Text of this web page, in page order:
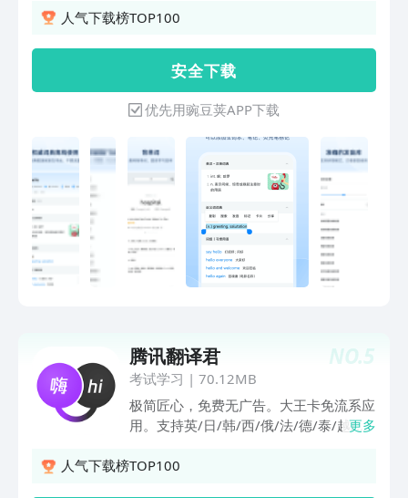
稿3次，官方全程跟踪订单。 2、母语润
流语言的润色校对。 • 1对1专业校对 全
球173个国家母语校对家坐镇，逐字词精
细润色，无需双语对照，让文章内容像母
语般地道流畅。 3、Arcade 练外语的游
直接提现）！ 快来挑战各类语言测验：
翻译、审校、听写，阅读。 4、发现精
彩 众多福利活动等你来~ 奖励不断，诚
意满满！ ◆ 熟练掌握一门外语？快加入
我们成为“翻译家”和“校对家”！只要通过
语言翻译测试，就能随时随地做翻译，设
置母语后还能随时随地参与母语校对，轻
松赚到钱！ ◆ 赚到的金币有什么用？
日） - 手机话费（联通/移动/电信） - 各
大平台视频会员 - 各类商品/零食/优惠福
利/官方周边 若您在使用中遇到问题，下
述方式联系我们。我们致力于为您提供快
速、详尽的协助与解答：
持网页版与App版 若您需要更专业的语
语、日语、法语、德语等多语种翻译。
一键获取，操作便捷。 不仅能够查词、
翻译、笔记、背单词，更引入了主题写
作、批改纠错等AI功能，全方面改变你的
英语学习。【产品简介】 海量词汇：内
置常用英汉词条30万个，专业词条40万
个，海量例句库178万条。 拍照翻译：摄
像头取词、拍照查词功能，即拍即查，阅
读文献好帮手。 单词复习：自定义学习
目标，多种图表，帮你更好回顾自己的学
习。 搜索：基于海量数据的云端词典，
生僻词、例句、图片查询一网打尽。 纯
查询，即点即译。 【强大词库】 权威词
库：英汉 - 汉英词典、英英词典、同义
词、反义词词典，权威详实。 编辑词
库：提供电脑端词库编辑器，支持自制扩
充词库；朗文、牛津，权威词库尽情添
加。 扩充词库：通过网络下载各语种的
人气下载榜TOP100
安 全 下 载
优先用豌豆荚APP下载
NO.5
腾讯翻译君
考试学习 | 70.12MB
极简匠心，免费无广告。大王卡免流系应
用。支持英/日/韩/西/俄/法/德/泰/越/印
支持语音翻译、同声传译、文本翻译、实
更多
人气下载榜TOP100